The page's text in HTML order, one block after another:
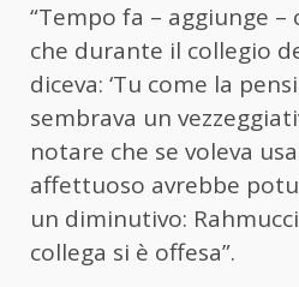
“Tempo fa – aggiunge –
che durante il collegio
diceva: ‘Tu come la
sembrava un
notare che se voleva
affettuoso avrebbe
un diminutivo:
collega si è offesa”.